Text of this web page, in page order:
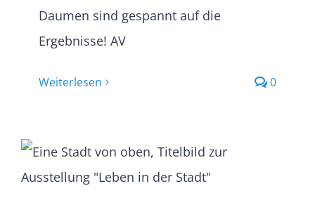
Daumen sind gespannt auf die
Ergebnisse! AV
Weiterlesen 0